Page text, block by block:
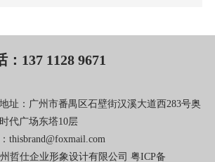
：137 1128 9671
址：广州市番禺区石壁街汉溪大道西283号奥
代广场东塔10层
thisbrand@foxmail.com
哲仕企业形象设计有限公司 粤ICP备